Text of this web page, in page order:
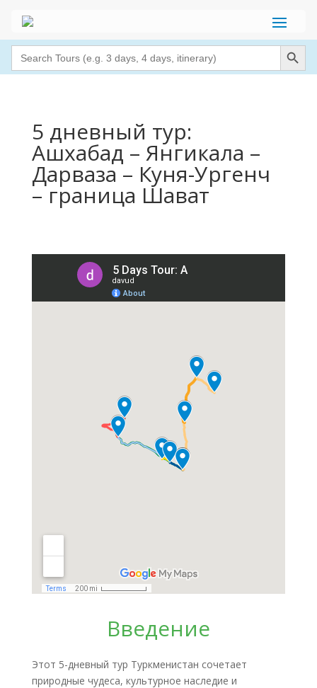
Search
for:
Search Button
5 дневный тур:
Ашхабад – Янгикала –
Дарваза – Куня-Ургенч
– граница Шават
Введение
Этот 5-дневный тур Туркменистан сочетает
природные чудеса, культурное наследие и